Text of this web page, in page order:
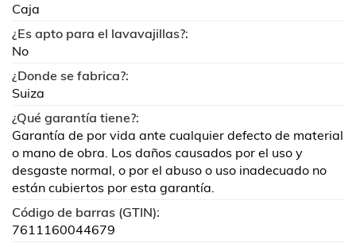
Caja
¿Es apto para el lavavajillas?:
No
¿Donde se fabrica?:
Suiza
¿Qué garantía tiene?:
Garantía de por vida ante cualquier defecto de material
o mano de obra. Los daños causados por el uso y
desgaste normal, o por el abuso o uso inadecuado no
están cubiertos por esta garantía.
Código de barras (GTIN):
7611160044679